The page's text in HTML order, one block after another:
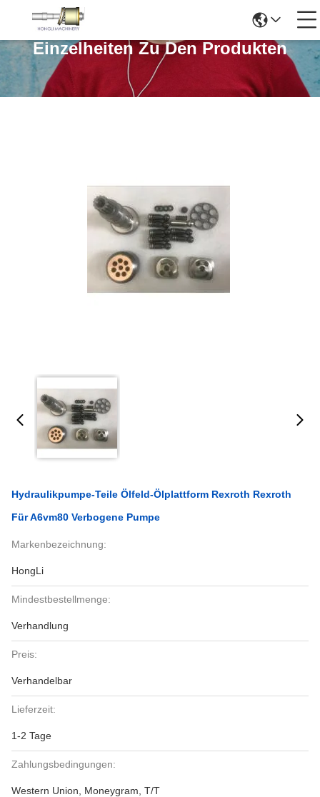
Einzelheiten Zu Den Produkten
Hydraulikpumpe-Teile Ölfeld-Ölplattform Rexroth Rexroth
Für A6vm80 Verbogene Pumpe
Markenbezeichnung:
HongLi
Mindestbestellmenge:
Verhandlung
Preis:
Verhandelbar
Lieferzeit:
1-2 Tage
Zahlungsbedingungen:
Western Union, Moneygram, T/T